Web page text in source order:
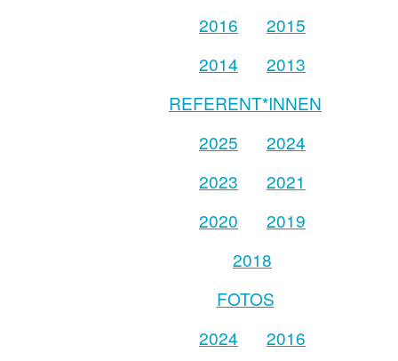
2016
2015
2014
2013
REFERENT*INNEN
2025
2024
2023
2021
2020
2019
2018
FOTOS
2024
2016